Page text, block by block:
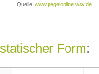
statischer Form: